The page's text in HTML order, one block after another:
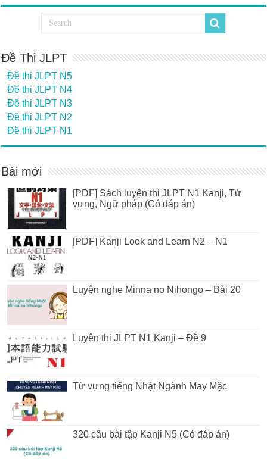
Đề Thi JLPT
Đề thi JLPT N5
Đề thi JLPT N4
Đề thi JLPT N3
Đề thi JLPT N2
Đề thi JLPT N1
Bài mới
[PDF] Sách luyện thi JLPT N1 Kanji, Từ
vựng, Ngữ pháp (Có đáp án)
[PDF] Kanji Look and Learn N2 – N1
Luyện nghe Minna no Nihongo – Bài 20
Luyện thi JLPT N1 Kanji – Đề 9
Từ vựng tiếng Nhật Ngành May Mặc
320 câu bài tập Kanji N5 (Có đáp án)